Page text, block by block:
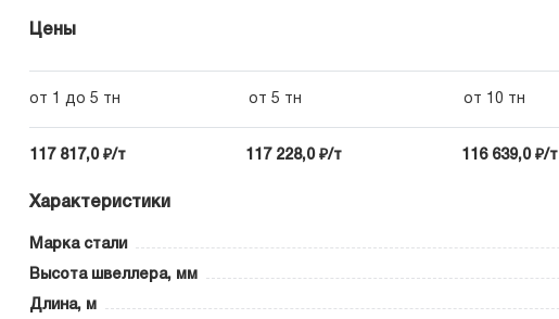
Цены
от 1 до 5 тн от 5 тн от 10 тн
117 817,0 ₽/т 117 228,0 ₽/т 116 639,0 ₽/т
Характеристики
Марка стали
Высота швеллера, мм
Длина, м